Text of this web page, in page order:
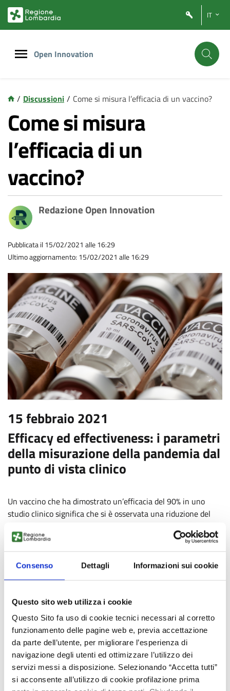
Consenso Dettagli Informazioni sui cookie
Questo sito web utilizza i cookie
Questo Sito fa uso di cookie tecnici necessari al corretto
funzionamento delle pagine web e, previa accettazione
da parte dell’utente, per migliorare l’esperienza di
navigazione degli utenti ed ottimizzare l’utilizzo dei
servizi messi a disposizione. Selezionando “Accetta tutti”
si acconsente all’utilizzo di cookie profilazione prima
contenuto
footer
IT
Open Innovation
/ Discussioni / Come si misura l’efficacia di un vaccino?
Come si misura
l’efficacia di un
vaccino?
Redazione Open Innovation
Pubblicata il 15/02/2021 alle 16:29
Ultimo aggiornamento: 15/02/2021 alle 16:29
15 febbraio 2021
Efficacy ed effectiveness: i parametri
della misurazione della pandemia dal
punto di vista clinico
Un vaccino che ha dimostrato un’efficacia del 90% in uno
studio clinico significa che si è osservata una riduzione del
gruppo non vaccinato (o placebo). In medicina però bisogna
sempre distinguere fraefficacyedeffectiveness, e non è solo
un vezzo lessicale.
I due termini vengono usati per descrivere l’efficacia di un
intercambiabile, ma in realtà non sono la stessa cosa. Con
efficacydi un vaccino si intende l’efficacia misurata negli
studi clinici, come l’abbiamo definita sopra. L’effectiveness
invece misura quanto un vaccino è efficace nel mondo reale.
FONTE:
https://www.infodata.ilsole24ore.com/2021/02/09/come-si-